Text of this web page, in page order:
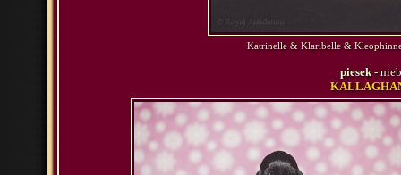
Katrinelle & Klaribelle &
piesek-